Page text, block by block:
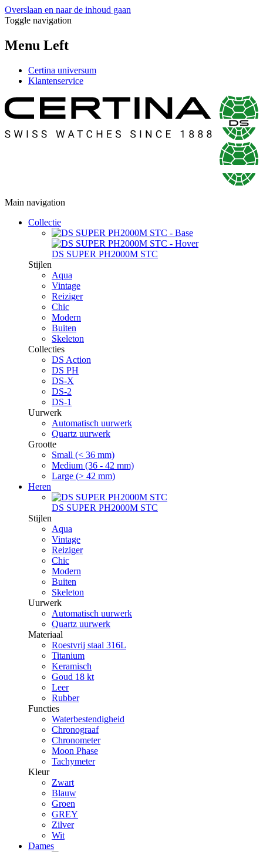
Overslaan en naar de inhoud gaan
Toggle navigation
Menu Left
Certina universum
Klantenservice
Main navigation
Collectie
DS SUPER PH2000M STC
Stijlen
Aqua
Vintage
Reiziger
Chic
Modern
Buiten
Skeleton
Collecties
DS Action
DS PH
DS-X
DS-2
DS-1
Uurwerk
Automatisch uurwerk
Quartz uurwerk
Grootte
Small (< 36 mm)
Medium (36 - 42 mm)
Large (> 42 mm)
Heren
DS SUPER PH2000M STC
Stijlen
Aqua
Vintage
Reiziger
Chic
Modern
Buiten
Skeleton
Uurwerk
Automatisch uurwerk
Quartz uurwerk
Materiaal
Roestvrij staal 316L
Titanium
Keramisch
Goud 18 kt
Leer
Rubber
Functies
Waterbestendigheid
Chronograaf
Chronometer
Moon Phase
Tachymeter
Kleur
Zwart
Blauw
Groen
GREY
Zilver
Wit
Dames